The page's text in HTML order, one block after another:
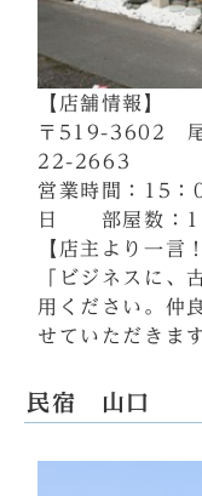
【店舗情報】
〒519-3602
22-2663
営業時間：15
日 部屋数：
【店主より一言
「ビジネスに、
用ください。仲
せていただきま
民宿 山口